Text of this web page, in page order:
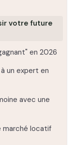
votre future
en 2026
un expert en
avec une
marché locatif